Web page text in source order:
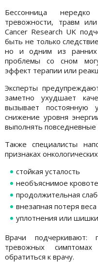
Бессонница
тревожности, травм
Cancer Research UK
быть не только
но и одним из ранних
проблемы со сном
эффект терапии или
Эксперты
заметно ухудшает
вызывает постоянную
снижение уровня
выполнять повседневные
Также специалисты
признаках
стойкая усталость
необъяснимое
продолжительная
внезапная потеря веса
уплотнения или
Врачи
тревожных
обратиться к врачу.